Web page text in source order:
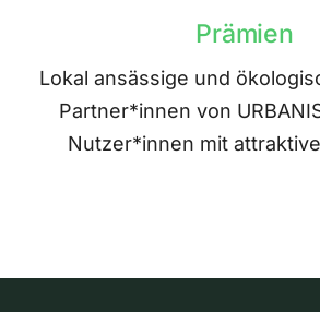
Prämien
Lokal ansässige und
Partner*innen von
Nutzer*innen mit